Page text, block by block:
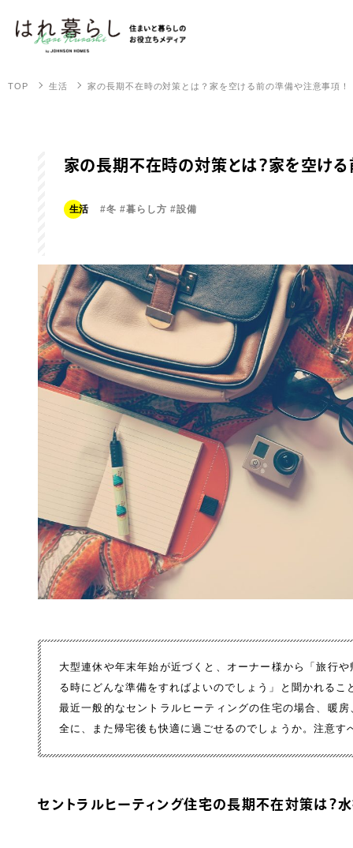
TOP 生活 家の長期不在時の対策とは？家を空ける前の準備や注意事項！
家の長期不在時の対策とは？家を空け
生活 #冬 #暮らし方 #設備
大型連休や年末年始が近づくと、オーナー様から「旅行
る時にどんな準備をすればよいのでしょう」と聞かれるこ
最近一般的なセントラルヒーティングの住宅の場合、暖
全に、また帰宅後も快適に過ごせるのでしょうか。注意す
セントラルヒーティング住宅の長期不在対策は？